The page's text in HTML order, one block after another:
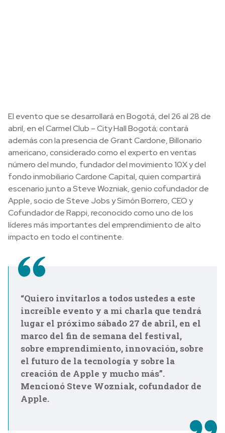
El evento que se desarrollará en Bogotá, del 26 al 28 de
abril, en el Carmel Club – City Hall Bogotá; contará
además con la presencia de Grant Cardone, Billonario
americano, considerado como el experto en ventas
número del mundo, fundador del movimiento 10X y del
fondo inmobiliario Cardone Capital, quien compartirá
escenario junto a Steve Wozniak, genio cofundador de
Apple, socio de Steve Jobs y Simón Borrero, CEO y
Cofundador de Rappi, reconocido como uno de los
líderes más importantes del emprendimiento de alto
impacto en todo el continente.
“Quiero invitarlos a todos ustedes a este
increíble evento y a mi charla que tendrá
lugar el próximo sábado 27 de abril, en el
marco del fin de semana del festival,
sobre emprendimiento, innovación, sobre
el futuro de la tecnología y sobre la
creación de Apple y mucho más”.
Mencionó Steve Wozniak, cofundador de
Apple.